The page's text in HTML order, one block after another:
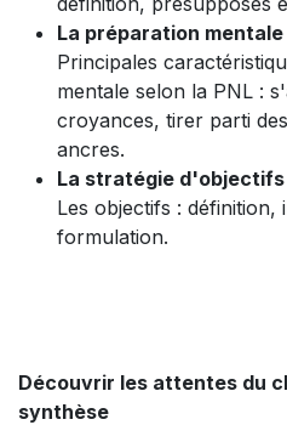
La préparation mentale
Principales
mentale selon la PNL :
croyances, tirer parti
ancres.
La stratégie d'objectifs
Les objectifs : définition,
formulation.
Découvrir les attentes du
synthèse